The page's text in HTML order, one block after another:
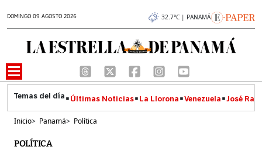
DOMINGO 09 AGOSTO 2026 32.7°C | PANAMÁ
Últimas Noticias La Llorona Venezuela José
Inicio> Panamá> Política
POLÍTICA